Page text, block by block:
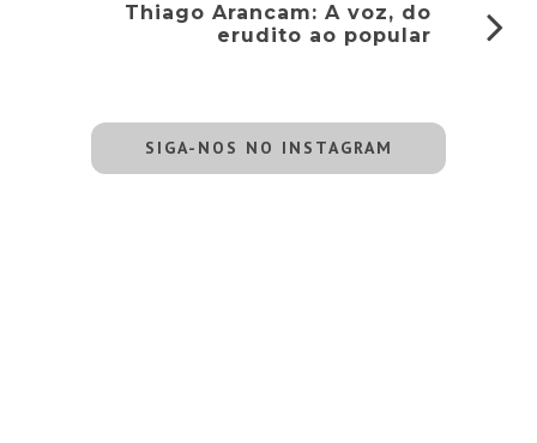
Thiago Arancam: A voz, do
erudito ao popular
SIGA-NOS NO INSTAGRAM